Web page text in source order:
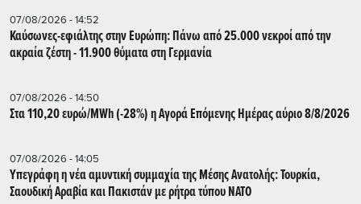
07/08/2026 - 14:52
Καύσωνες-εφιάλτης στην Ευρώπη: Πάνω από 25.000 νεκροί από την
ακραία ζέστη - 11.900 θύματα στη Γερμανία
07/08/2026 - 14:50
Στα 110,20 ευρώ/MWh (-28%) η Αγορά Επόμενης Ημέρας αύριο 8/8/2026
07/08/2026 - 14:05
Υπεγράφη η νέα αμυντική συμμαχία της Μέσης Ανατολής: Τουρκία,
Σαουδική Αραβία και Πακιστάν με ρήτρα τύπου ΝΑΤΟ